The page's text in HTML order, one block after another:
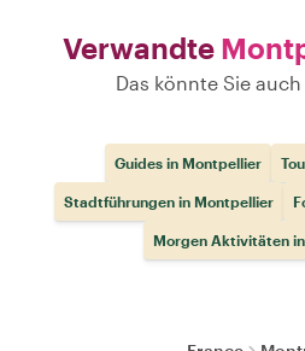
Verwandte
Das könnte Sie
Guides in Montpellier
Stadtführungen in Montpellier
Morgen Aktivitäten